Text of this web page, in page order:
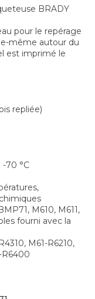
BRADY
pour le repérage
même autour du
est imprimé le
repliée)
70 °C
M610, M611,
fourni avec la
M61-R6210,
R6400